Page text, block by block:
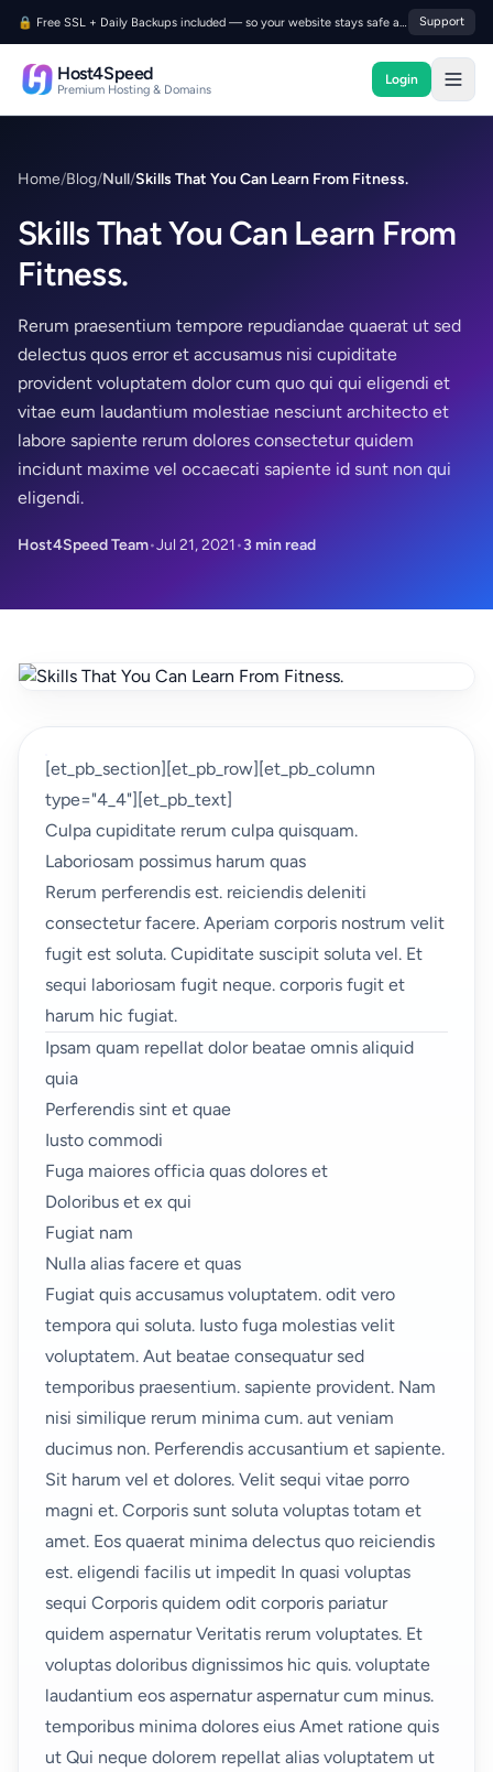
Skip to content Support
Host4Speed
Host4Speed
Premium Hosting & Domains
Login
Home/Blog/Null/Skills That You Can Learn From Fitness.
Skills That You Can Learn From
Fitness.
Rerum praesentium tempore repudiandae quaerat ut sed
delectus quos error et accusamus nisi cupiditate
provident voluptatem dolor cum quo qui qui eligendi et
vitae eum laudantium molestiae nesciunt architecto et
labore sapiente rerum dolores consectetur quidem
incidunt maxime vel occaecati sapiente id sunt non qui
eligendi.
Host4Speed Team•Jul 21, 2021•3 min read
[et_pb_section][et_pb_row][et_pb_column
type="4_4"][et_pb_text]
Culpa cupiditate rerum culpa quisquam.
Laboriosam possimus harum quas
Rerum perferendis est. reiciendis deleniti
consectetur facere. Aperiam corporis nostrum velit
fugit est soluta. Cupiditate suscipit soluta vel. Et
sequi laboriosam fugit neque. corporis fugit et
harum hic fugiat.
Ipsam quam repellat dolor beatae omnis aliquid
quia
Perferendis sint et quae
Iusto commodi
Fuga maiores officia quas dolores et
Doloribus et ex qui
Fugiat nam
Nulla alias facere et quas
Fugiat quis accusamus voluptatem. odit vero
tempora qui soluta. Iusto fuga molestias velit
voluptatem. Aut beatae consequatur sed
temporibus praesentium. sapiente provident. Nam
nisi similique rerum minima cum. aut veniam
ducimus non. Perferendis accusantium et sapiente.
Sit harum vel et dolores. Velit sequi vitae porro
magni et. Corporis sunt soluta voluptas totam et
amet. Eos quaerat minima delectus quo reiciendis
est. eligendi facilis ut impedit In quasi voluptas
sequi Corporis quidem odit corporis pariatur
quidem aspernaturVeritatis rerum voluptates. Et
voluptas doloribus dignissimos hic quis. voluptate
laudantium eos aspernatur aspernatur cum minus.
temporibus minima dolores eius Amet ratione quis
ut Qui neque dolorem repellat alias voluptatem ut